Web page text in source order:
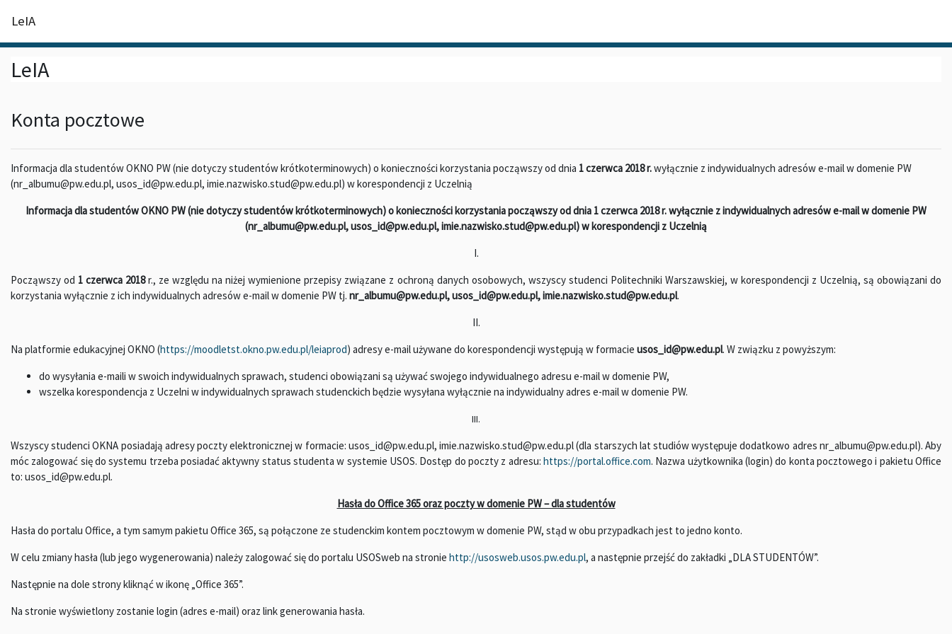
LeIA
LeIA
Konta pocztowe
Informacja dla studentów OKNO PW (nie dotyczy studentów krótkoterminowych) o konieczności korzystania począwszy od dnia 1 czerwca 2018 r.wyłącznie z indywidualnych adresów e-mail w domenie PW
(nr_albumu@pw.edu.pl, usos_id@pw.edu.pl, imie.nazwisko.stud@pw.edu.pl) w korespondencji z Uczelnią
Informacja dla studentów OKNO PW (nie dotyczy studentów krótkoterminowych) o konieczności korzystania począwszy od dnia 1 czerwca 2018 r. wyłącznie z indywidualnych adresów e-mail w domenie PW
(nr_albumu@pw.edu.pl,usos_id@pw.edu.pl, imie.nazwisko.stud@pw.edu.pl) w korespondencji z Uczelnią
I.
Począwszy od 1 czerwca 2018r., ze względu na niżej wymienione przepisy związane z ochroną danych osobowych, wszyscy studenci Politechniki Warszawskiej, w korespondencji z Uczelnią, są obowiązani do
korzystania wyłącznie z ich indywidualnych adresów e-mail w domenie PW tj. nr_albumu@pw.edu.pl, usos_id@pw.edu.pl, imie.nazwisko.stud@pw.edu.pl.
II.
Na platformie edukacyjnej OKNO (https://moodletst.okno.pw.edu.pl/leiaprod) adresy e-mail używane do korespondencji występują w formacie usos_id@pw.edu.pl. W związku z powyższym:
do wysyłania e-maili w swoich indywidualnych sprawach, studenci obowiązani są używać swojego indywidualnego adresu e-mail w domenie PW,
wszelka korespondencja z Uczelni w indywidualnych sprawach studenckich będzie wysyłana wyłącznie na indywidualny adres e-mail w domenie PW.
III.
Wszyscy studenci OKNA posiadają adresy poczty elektronicznej w formacie: usos_id@pw.edu.pl, imie.nazwisko.stud@pw.edu.pl (dla starszych lat studiów występuje dodatkowo adres nr_albumu@pw.edu.pl). Aby
móc zalogować się do systemu trzeba posiadać aktywny status studenta w systemie USOS. Dostęp do poczty z adresu: https://portal.office.com. Nazwa użytkownika (login) do konta pocztowego i pakietu Office
to: usos_id@pw.edu.pl.
Hasła do Office 365 oraz poczty w domenie PW – dla studentów
Hasła do portalu Office, a tym samym pakietu Office 365, są połączone ze studenckim kontem pocztowym w domenie PW, stąd w obu przypadkach jest to jedno konto.
W celu zmiany hasła (lub jego wygenerowania) należy zalogować się do portalu USOSweb na stronie http://usosweb.usos.pw.edu.pl, a następnie przejść do zakładki „DLA STUDENTÓW”.
Następnie na dole strony kliknąć w ikonę „Office 365”.
Na stronie wyświetlony zostanie login (adres e-mail) oraz link generowania hasła.